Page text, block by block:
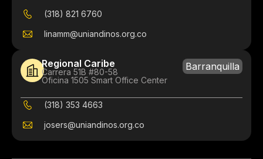
(318) 821 6760
linamm@uniandinos.org.co
Regional Caribe
Carrera 51B #80-58
Oficina 1505 Smart Office Center
Barranquilla
(318) 353 4663
josers@uniandinos.org.co